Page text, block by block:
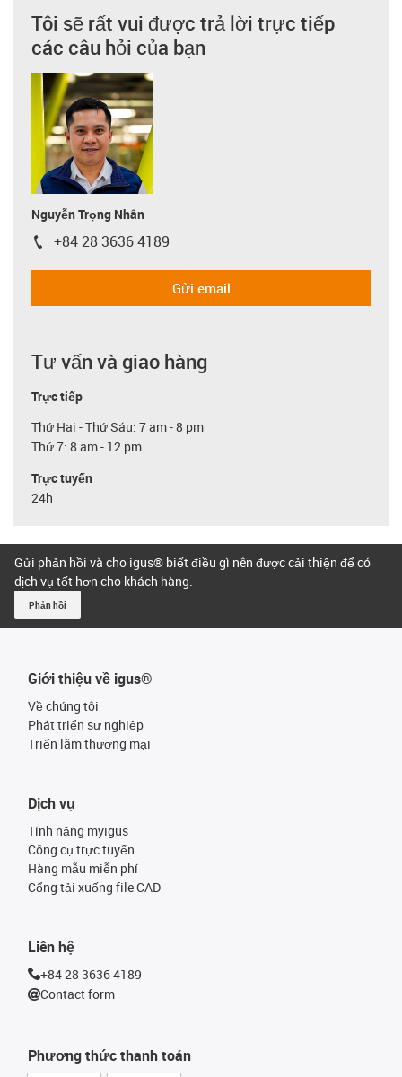
Tôi sẽ rất vui được trả lời trực tiếp
các câu hỏi của bạn
Nguyễn Trọng Nhân
igus-icon-phone
+84 28 3636 4189
Gửi email
Tư vấn và giao hàng
Trực tiếp
Thứ Hai - Thứ Sáu: 7 am - 8 pm
Thứ 7: 8 am - 12 pm
Trực tuyến
24h
Gửi phản hồi và cho igus® biết điều gì nên được cải thiện để có
dịch vụ tốt hơn cho khách hàng.
Phản hồi
Giới thiệu về igus®
Về chúng tôi
Phát triển sự nghiệp
Triển lãm thương mại
Phương thức thanh toán
Dịch vụ
Tính năng myigus
Công cụ trực tuyến
Hàng mẫu miễn phí
Cổng tải xuống file CAD
Liên hệ
+84 28 3636 4189
Contact form